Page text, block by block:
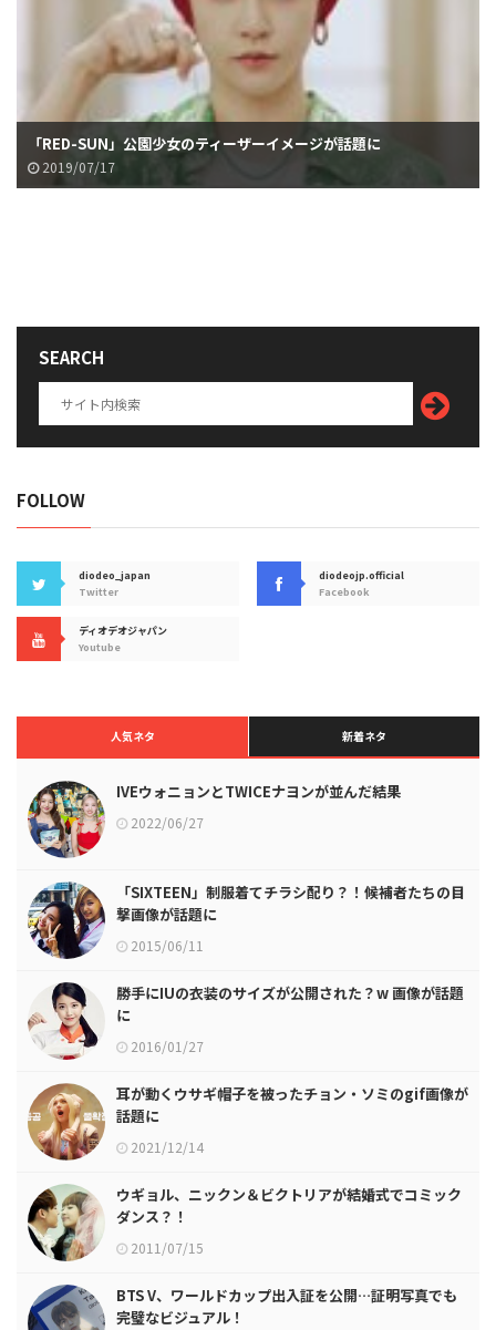
「RED-SUN」公園少女のティーザーイメージが話題に
2019/07/17
SEARCH
FOLLOW
diodeo_japan
Twitter
diodeojp.official
Facebook
ディオデオジャパン
Youtube
人気ネタ 新着ネタ
IVEウォニョンとTWICEナヨンが並んだ結果
2022/06/27
「SIXTEEN」制服着てチラシ配り？！候補者たちの目
撃画像が話題に
2015/06/11
勝手にIUの衣装のサイズが公開された？w 画像が話題
に
2016/01/27
耳が動くウサギ帽子を被ったチョン・ソミのgif画像が
話題に
2021/12/14
ウギョル、ニックン＆ビクトリアが結婚式でコミック
ダンス？！
2011/07/15
BTS V、ワールドカップ出入証を公開…証明写真でも
完璧なビジュアル！